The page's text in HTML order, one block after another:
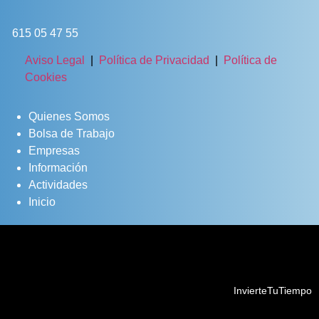
615 05 47 55
Aviso Legal Política de Privacidad
Política de
Cookies
Quienes Somos
Bolsa de Trabajo
Empresas
Información
Actividades
Inicio
InvierteTuTiempo